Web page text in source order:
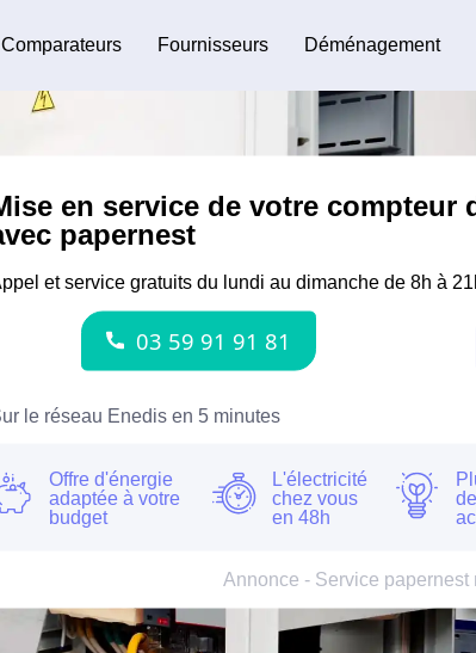
Comparateurs Fournisseurs Déménagement